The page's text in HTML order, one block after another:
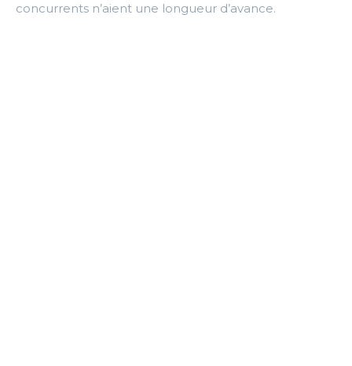
concurrents n’aient une longueur d’avance.